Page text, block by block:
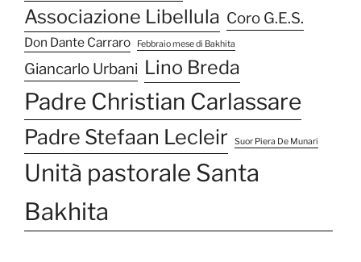
Associazione Libellula Coro G.E.S.
Don Dante Carraro Febbraio mese di Bakhita
Giancarlo Urbani Lino Breda
Padre Christian Carlassare
Padre Stefaan Lecleir Suor Piera De Munari
Unità pastorale Santa
Bakhita